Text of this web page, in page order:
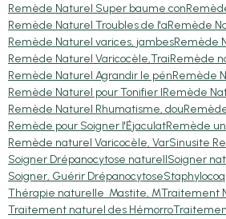
Remède Naturel Super baume con
Remède Naturel Troubles de l'aRemède
Remède Naturel varices, jambesRemède
Remède Naturel Varicocèle,TraiRemède
Remède Naturel Agrandir le pénRemède
Remède Naturel pour Tonifier lRemède
Remède Naturel Rhumatisme, dou
Remède pour Soigner l'ÉjaculatRemède
Remède naturel Varicocèle, VarSinusite
Soigner Drépanocytose naturellSoigner
Soigner, Guérir Drépanocytose
Thérapie naturelle Mastite, MTraitement
Traitement naturel des Hémorro